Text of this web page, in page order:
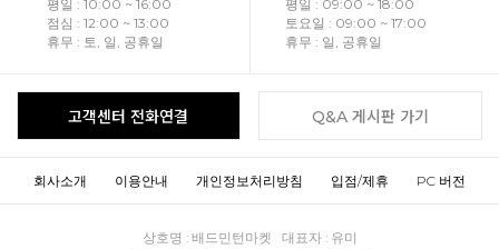
평일 : 10:00 ~ 16:00
점심 : 12:00 ~ 13:00
휴무 : 토, 일, 공휴일
평일 : 09:00 ~ 18:00
토요일 : 09:00 ~ 17:00
휴무 : 일, 공휴일
고객센터 전화연결 Q&A 게시판 가기
회사소개 이용안내 개인정보처리방침 입점/제휴 PC 버전
상호명 : 배드민턴마켓 대표자 : 유미